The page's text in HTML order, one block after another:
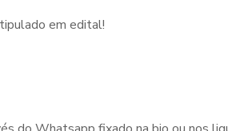
em edital!